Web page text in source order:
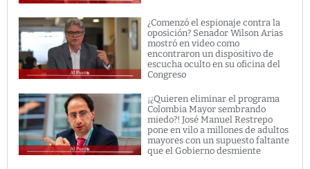
¿Comenzó el espionaje contra la
oposición? Senador Wilson Arias
mostró en video como
encontraron un dispositivo de
escucha oculto en su oficina del
Congreso
¡¿Quieren eliminar el programa
Colombia Mayor sembrando
miedo?! José Manuel Restrepo
pone en vilo a millones de adultos
mayores con un supuesto faltante
que el Gobierno desmiente